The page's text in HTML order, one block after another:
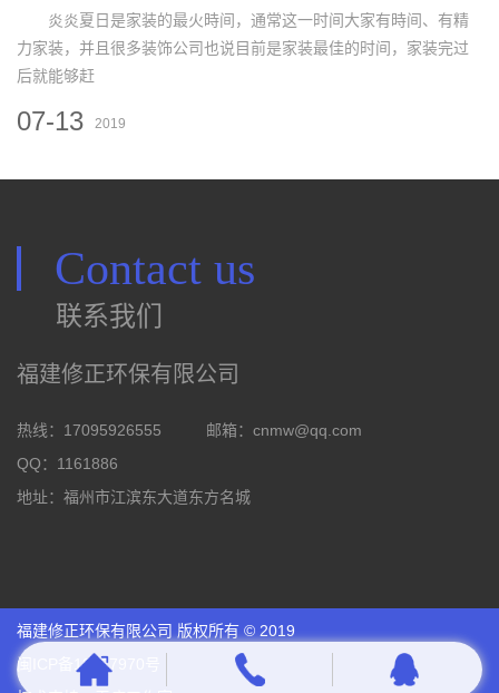
炎炎夏日是家装的最火時间，通常这一时间大家有時间、有精
力家装，并且很多装饰公司也说目前是家装最佳的时间，家装完过
后就能够赶
07-13 2019
Contact us
联系我们
福建修正环保有限公司
热线：17095926555 邮箱： cnmw@qq.com
QQ：1161886
地址：福州市江滨东大道东方名城
福建修正环保有限公司 版权所有 © 2019
闽ICP备18027970号